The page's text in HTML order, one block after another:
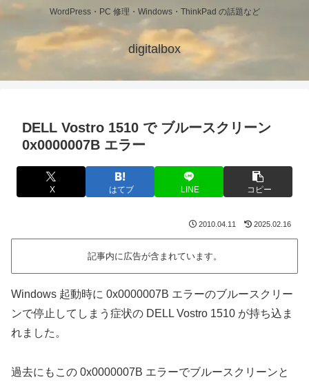
WordPress・PC 修理・Windows・ThinkPad の話題など
digitalbox
DELL Vostro 1510 で ブルースクリーン
0x0000007B エラー
X はてブ LINE コピー
2010.04.11 2025.02.16
記事内に広告が含まれています。
Windows 起動時に 0x0000007B エラーのブルースクリー
ンで停止してしまう症状の DELL Vostro 1510 が持ち込ま
れました。
過去にもこの 0x0000007B エラーでブルースクリーンと